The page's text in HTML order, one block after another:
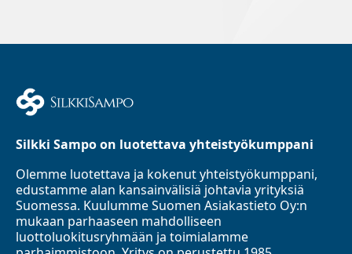
Silkki Sampo on luotettava yhteistyökumppani
Olemme luotettava ja kokenut yhteistyökumppani,
edustamme alan kansainvälisiä johtavia yrityksiä
Suomessa. Kuulumme Suomen Asiakastieto Oy:n
mukaan parhaaseen mahdolliseen
luottoluokitusryhmään ja toimialamme